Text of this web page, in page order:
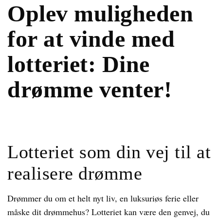
Oplev muligheden
for at vinde med
lotteriet: Dine
drømme venter!
Lotteriet som din vej til at
realisere drømme
Drømmer du om et helt nyt liv, en luksuriøs ferie eller
måske dit drømmehus? Lotteriet kan være den genvej, du